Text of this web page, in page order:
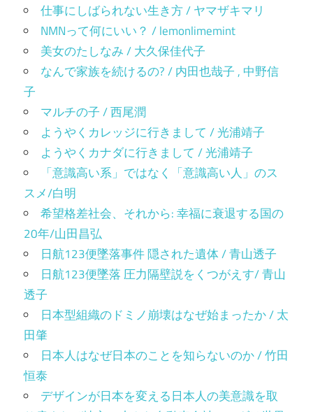
仕事にしばられない生き方 / ヤマザキマリ
NMNって何にいい？ / lemonlimemint
美女のたしなみ / 大久保佳代子
なんで家族を続けるの? / 内田也哉子 , 中野信
子
マルチの子 / 西尾潤
ようやくカレッジに行きまして / 光浦靖子
ようやくカナダに行きまして / 光浦靖子
「意識高い系」ではなく「意識高い人」のス
スメ/白明
希望格差社会、それから: 幸福に衰退する国の
20年/山田昌弘
日航123便墜落事件 隠された遺体 / 青山透子
日航123便墜落 圧力隔壁説をくつがえす/ 青山
透子
日本型組織のドミノ崩壊はなぜ始まったか / 太
田肇
日本人はなぜ日本のことを知らないのか / 竹田
恒泰
デザインが日本を変える日本人の美意識を取